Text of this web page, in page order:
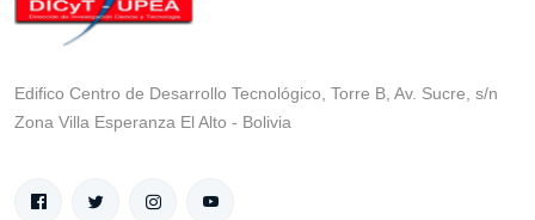
Edifico Centro de Desarrollo Tecnológico, Torre B, Av. Sucre, s/n
Zona Villa Esperanza El Alto - Bolivia